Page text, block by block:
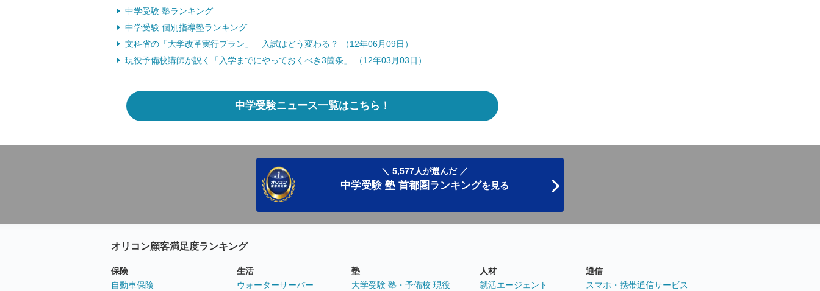
中学受験 塾ランキング
中学受験 個別指導塾ランキング
文科省の「大学改革実行プラン」 入試はどう変わる？ （12年06月09日）
現役予備校講師が説く「入学までにやっておくべき3箇条」 （12年03月03日）
中学受験ニュース一覧はこちら！
＼ 5,577人が選んだ ／
中学受験 塾 首都圏ランキングを見る
オリコン顧客満足度ランキング
保険
自動車保険
生活
ウォーターサーバー
塾
大学受験 塾・予備校 現役
人材
就活エージェント
通信
スマホ・携帯通信サービス